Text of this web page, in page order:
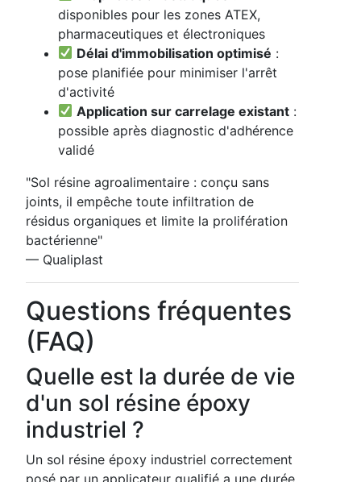
disponibles pour les zones ATEX,
pharmaceutiques et électroniques
Délai d'immobilisation optimisé :
pose planifiée pour minimiser l'arrêt
d'activité
Application sur carrelage existant :
possible après diagnostic d'adhérence
validé
"Sol résine agroalimentaire : conçu sans
joints, il empêche toute infiltration de
résidus organiques et limite la prolifération
bactérienne"
— Qualiplast
Questions fréquentes
(FAQ)
Quelle est la durée de vie
d'un sol résine époxy
industriel ?
Un sol résine époxy industriel correctement
posé par un applicateur qualifié a une durée